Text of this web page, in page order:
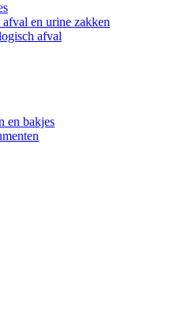
en urine zakken
afval
en bakjes